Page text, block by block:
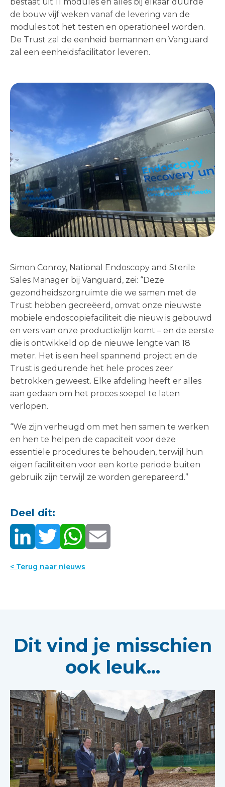
de bouw vijf weken vanaf de levering van de
modules tot het testen en operationeel worden.
De Trust zal de eenheid bemannen en Vanguard
zal een eenheidsfacilitator leveren.
Simon Conroy, National Endoscopy and Sterile
Sales Manager bij Vanguard, zei: “Deze
gezondheidszorgruimte die we samen met de
Trust hebben gecreëerd, omvat onze nieuwste
mobiele endoscopiefaciliteit die nieuw is gebouwd
en vers van onze productielijn komt – en de eerste
die is ontwikkeld op de nieuwe lengte van 18
meter. Het is een heel spannend project en de
Trust is gedurende het hele proces zeer
betrokken geweest. Elke afdeling heeft er alles
aan gedaan om het proces soepel te laten
verlopen.
“We zijn verheugd om met hen samen te werken
en hen te helpen de capaciteit voor deze
essentiële procedures te behouden, terwijl hun
eigen faciliteiten voor een korte periode buiten
gebruik zijn terwijl ze worden gerepareerd.”
Deel dit:
< Terug naar nieuws
Dit vind je misschien
ook leuk...